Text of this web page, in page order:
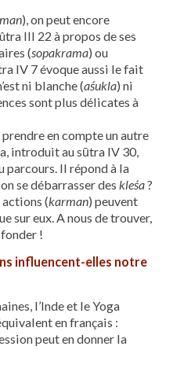
), on peut encore
Ill 22 à propos de ses
(sopakrama) ou
IV 7 évoque aussi le fait
ni blanche (aśukla) ni
sont plus délicates à
en compte un autre
introduit au sūtra IV 30,
parcours. Il répond à la
se débarrasser des kleśa?
actions (karman) peuvent
sur eux. A nous de trouver,
!
influencent-elles notre
l’Inde et le Yoga
en français :
peut en donner la